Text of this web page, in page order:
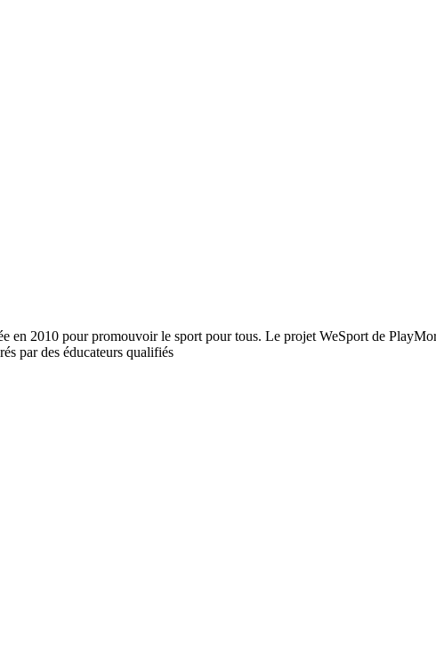
2010 pour promouvoir le sport pour tous. Le projet WeSport de
par des éducateurs qualifiés